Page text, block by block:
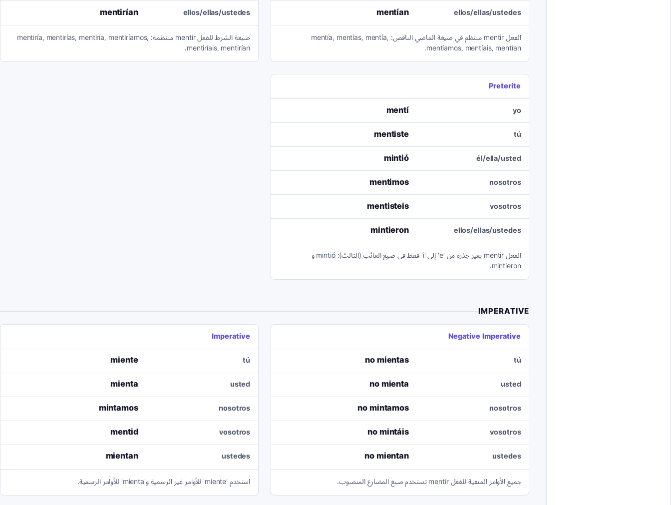
ellos/ellas/ustedes
mentían
الفعل mentir منتظم في صيغة الماضي الناقص: mentía, mentías, mentía,
mentíamos, mentíais, mentían.
ellos/ellas/ustedes
mentirían
صيغة الشرط للفعل mentir منتظمة: mentiría, mentirías, mentiría, mentiríamos,
mentiríais, mentirían.
Preterite
yo
mentí
tú
mentiste
él/ella/usted
mintió
nosotros
mentimos
vosotros
mentisteis
ellos/ellas/ustedes
mintieron
الفعل mentir يغير جذره من 'e' إلى 'i' فقط في صيغ الغائب (الثالث): mintió و
mintieron.
IMPERATIVE
Negative Imperative
tú
no mientas
usted
no mienta
nosotros
no mintamos
vosotros
no mintáis
ustedes
no mientan
جميع الأوامر المنفية للفعل mentir تستخدم صيغ المضارع المنصوب.
Imperative
tú
miente
usted
mienta
nosotros
mintamos
vosotros
mentid
ustedes
mientan
استخدم 'miente' للأوامر غير الرسمية و'mienta' للأوامر الرسمية.